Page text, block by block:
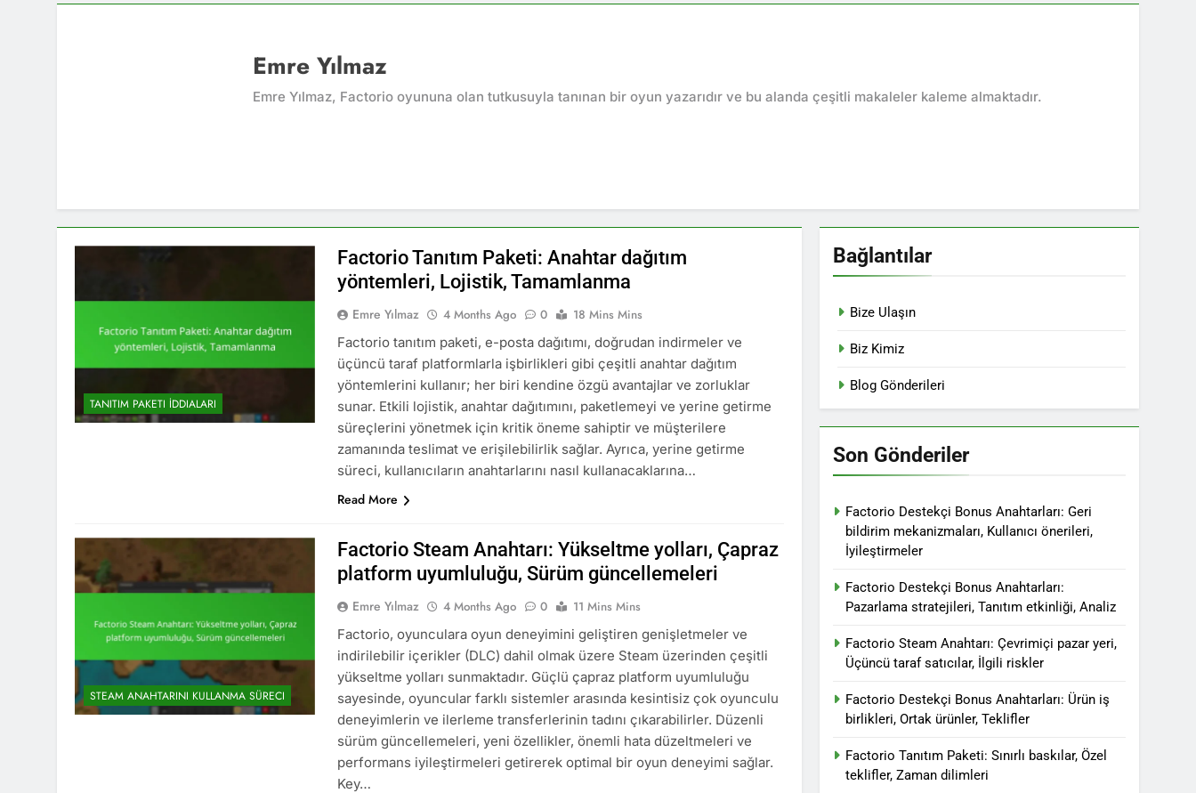
Emre Yılmaz
Emre Yılmaz, Factorio oyununa olan tutkusuyla tanınan bir oyun yazarıdır ve bu alanda çeşitli makaleler kaleme almaktadır.
TANITIM PAKETI İDDIALARI
Factorio Tanıtım Paketi: Anahtar dağıtım
yöntemleri, Lojistik, Tamamlanma
Emre Yılmaz 4 Months Ago 0
18 Mins Mins
Factorio tanıtım paketi, e-posta dağıtımı, doğrudan indirmeler ve
üçüncü taraf platformlarla işbirlikleri gibi çeşitli anahtar dağıtım
yöntemlerini kullanır; her biri kendine özgü avantajlar ve zorluklar
sunar. Etkili lojistik, anahtar dağıtımını, paketlemeyi ve yerine getirme
süreçlerini yönetmek için kritik öneme sahiptir ve müşterilere
zamanında teslimat ve erişilebilirlik sağlar. Ayrıca, yerine getirme
süreci, kullanıcıların anahtarlarını nasıl kullanacaklarına…
Read More
STEAM ANAHTARINI KULLANMA SÜRECI
Factorio Steam Anahtarı: Yükseltme yolları, Çapraz
platform uyumluluğu, Sürüm güncellemeleri
Emre Yılmaz 4 Months Ago 0
11 Mins Mins
Factorio, oyunculara oyun deneyimini geliştiren genişletmeler ve
indirilebilir içerikler (DLC) dahil olmak üzere Steam üzerinden çeşitli
yükseltme yolları sunmaktadır. Güçlü çapraz platform uyumluluğu
sayesinde, oyuncular farklı sistemler arasında kesintisiz çok oyunculu
deneyimlerin ve ilerleme transferlerinin tadını çıkarabilirler. Düzenli
sürüm güncellemeleri, yeni özellikler, önemli hata düzeltmeleri ve
performans iyileştirmeleri getirerek optimal bir oyun deneyimi sağlar.
Key…
Bağlantılar
Bize Ulaşın
Biz Kimiz
Blog Gönderileri
Son Gönderiler
Factorio Destekçi Bonus Anahtarları: Geri
bildirim mekanizmaları, Kullanıcı önerileri,
İyileştirmeler
Factorio Destekçi Bonus Anahtarları:
Pazarlama stratejileri, Tanıtım etkinliği, Analiz
Factorio Steam Anahtarı: Çevrimiçi pazar yeri,
Üçüncü taraf satıcılar, İlgili riskler
Factorio Destekçi Bonus Anahtarları: Ürün iş
birlikleri, Ortak ürünler, Teklifler
Factorio Tanıtım Paketi: Sınırlı baskılar, Özel
teklifler, Zaman dilimleri